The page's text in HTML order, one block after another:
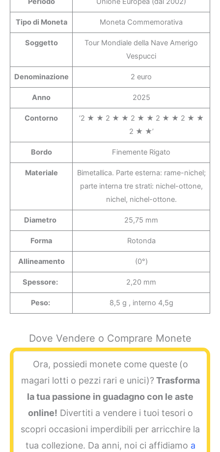
Tipo di Moneta Moneta Commemorativa
Soggetto
Tour Mondiale della Nave Amerigo
Vespucci
Denominazione 2 euro
Anno 2025
Contorno
‘2 ★ ★ 2 ★ ★ 2 ★ ★ 2 ★ ★ 2 ★ ★
2 ★ ★’
Bordo Finemente Rigato
Materiale
Bimetallica. Parte esterna: rame-nichel;
parte interna tre strati: nichel-ottone,
nichel, nichel-ottone.
Diametro 25,75 mm
Forma Rotonda
Allineamento (0°)
Spessore: 2,20 mm
Peso: 8,5 g , interno 4,5g
Dove Vendere o Comprare Monete
Ora, possiedi monete come queste (o
magari lotti o pezzi rari e unici)? Trasforma
la tua passione in guadagno con le aste
online! Divertiti a vendere i tuoi tesori o
scopri occasioni imperdibili per arricchire la
tua collezione. Da anni, noi ci affidiamo a